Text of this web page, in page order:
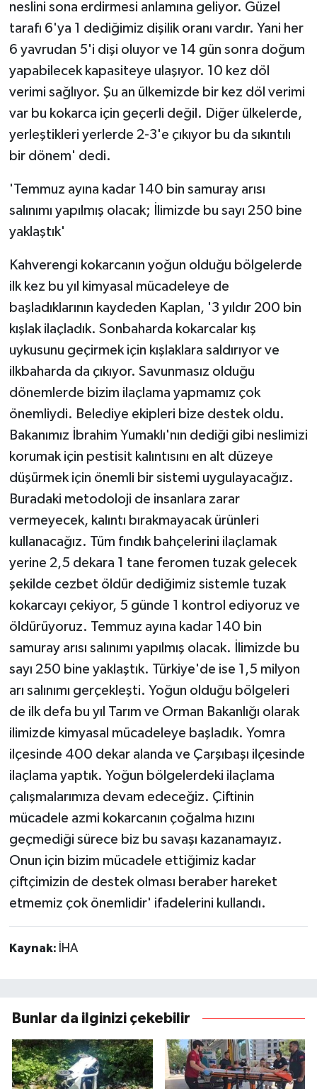
neslini sona erdirmesi anlamına geliyor. Güzel
tarafı 6'ya 1 dediğimiz dişilik oranı vardır. Yani her
6 yavrudan 5'i dişi oluyor ve 14 gün sonra doğum
yapabilecek kapasiteye ulaşıyor. 10 kez döl
verimi sağlıyor. Şu an ülkemizde bir kez döl verimi
var bu kokarca için geçerli değil. Diğer ülkelerde,
yerleştikleri yerlerde 2-3'e çıkıyor bu da sıkıntılı
bir dönem' dedi.
'Temmuz ayına kadar 140 bin samuray arısı
salınımı yapılmış olacak; İlimizde bu sayı 250 bine
yaklaştık'
Kahverengi kokarcanın yoğun olduğu bölgelerde
ilk kez bu yıl kimyasal mücadeleye de
başladıklarının kaydeden Kaplan, '3 yıldır 200 bin
kışlak ilaçladık. Sonbaharda kokarcalar kış
uykusunu geçirmek için kışlaklara saldırıyor ve
ilkbaharda da çıkıyor. Savunmasız olduğu
dönemlerde bizim ilaçlama yapmamız çok
önemliydi. Belediye ekipleri bize destek oldu.
Bakanımız İbrahim Yumaklı'nın dediği gibi neslimizi
korumak için pestisit kalıntısını en alt düzeye
düşürmek için önemli bir sistemi uygulayacağız.
Buradaki metodoloji de insanlara zarar
vermeyecek, kalıntı bırakmayacak ürünleri
kullanacağız. Tüm fındık bahçelerini ilaçlamak
yerine 2,5 dekara 1 tane feromen tuzak gelecek
şekilde cezbet öldür dediğimiz sistemle tuzak
kokarcayı çekiyor, 5 günde 1 kontrol ediyoruz ve
öldürüyoruz. Temmuz ayına kadar 140 bin
samuray arısı salınımı yapılmış olacak. İlimizde bu
sayı 250 bine yaklaştık. Türkiye'de ise 1,5 milyon
arı salınımı gerçekleşti. Yoğun olduğu bölgeleri
de ilk defa bu yıl Tarım ve Orman Bakanlığı olarak
ilimizde kimyasal mücadeleye başladık. Yomra
ilçesinde 400 dekar alanda ve Çarşıbaşı ilçesinde
ilaçlama yaptık. Yoğun bölgelerdeki ilaçlama
çalışmalarımıza devam edeceğiz. Çiftinin
mücadele azmi kokarcanın çoğalma hızını
geçmediği sürece biz bu savaşı kazanamayız.
Onun için bizim mücadele ettiğimiz kadar
çiftçimizin de destek olması beraber hareket
etmemiz çok önemlidir' ifadelerini kullandı.
Kaynak: İHA
Bunlar da ilginizi çekebilir